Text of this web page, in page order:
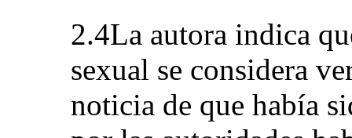
2.4La autora indica
sexual se considera
noticia de que había